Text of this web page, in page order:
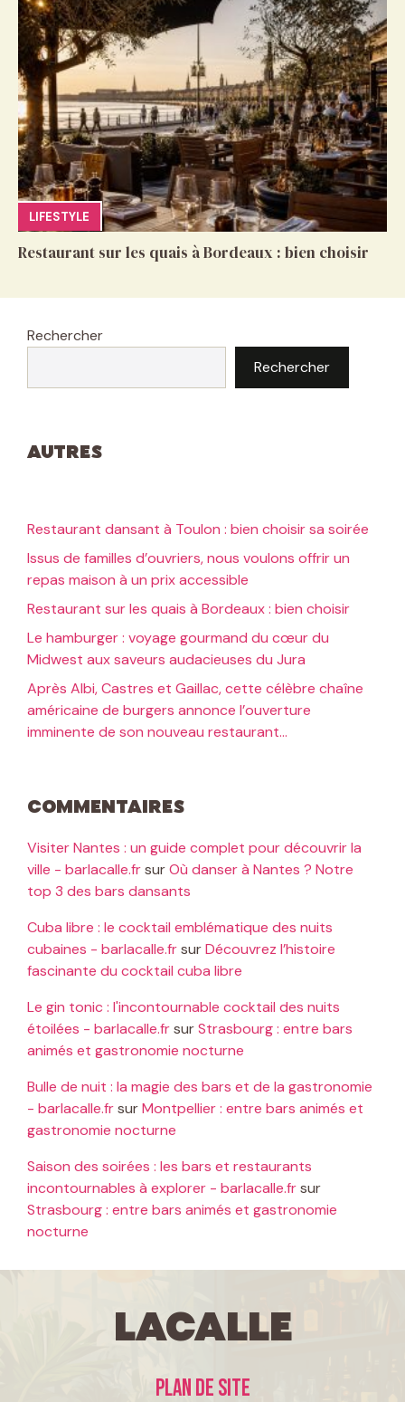
LIFESTYLE
Restaurant sur les quais à Bordeaux : bien choisir
Rechercher
Rechercher
Autres
Restaurant dansant à Toulon : bien choisir sa soirée
Issus de familles d’ouvriers, nous voulons offrir un
repas maison à un prix accessible
Restaurant sur les quais à Bordeaux : bien choisir
Le hamburger : voyage gourmand du cœur du
Midwest aux saveurs audacieuses du Jura
Après Albi, Castres et Gaillac, cette célèbre chaîne
américaine de burgers annonce l’ouverture
imminente de son nouveau restaurant…
Commentaires
Visiter Nantes : un guide complet pour découvrir la
ville - barlacalle.frsurOù danser à Nantes ? Notre
top 3 des bars dansants
Cuba libre : le cocktail emblématique des nuits
cubaines - barlacalle.frsurDécouvrez l’histoire
fascinante du cocktail cuba libre
Le gin tonic : l'incontournable cocktail des nuits
étoilées - barlacalle.frsurStrasbourg : entre bars
animés et gastronomie nocturne
Bulle de nuit : la magie des bars et de la gastronomie
- barlacalle.frsurMontpellier : entre bars animés et
gastronomie nocturne
Saison des soirées : les bars et restaurants
incontournables à explorer - barlacalle.frsur
Strasbourg : entre bars animés et gastronomie
nocturne
LaCalle
Plan de site